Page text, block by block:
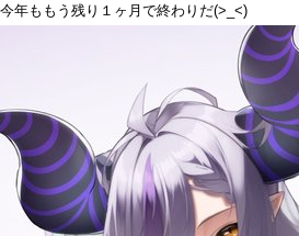
今年ももう残り１ヶ月で終わりだ(>_<)